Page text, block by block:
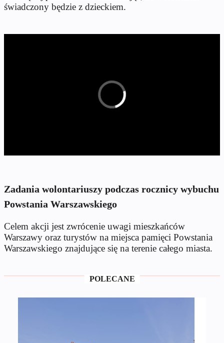
świadczony będzie z dzieckiem.
Zadania wolontariuszy podczas rocznicy wybuchu
Powstania Warszawskiego
Celem akcji jest zwrócenie uwagi mieszkańców
Warszawy oraz turystów na miejsca pamięci Powstania
Warszawskiego znajdujące się na terenie całego miasta.
POLECANE